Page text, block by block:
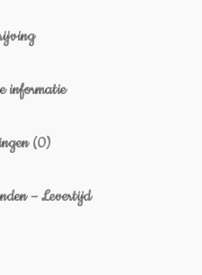
informatie
(0)
– Levertijd